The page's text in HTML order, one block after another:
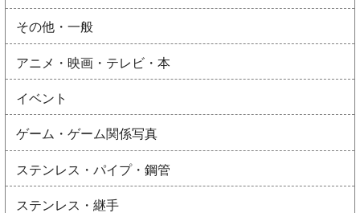
その他・一般
アニメ・映画・テレビ・本
イベント
ゲーム・ゲーム関係写真
ステンレス・パイプ・鋼管
ステンレス・継手